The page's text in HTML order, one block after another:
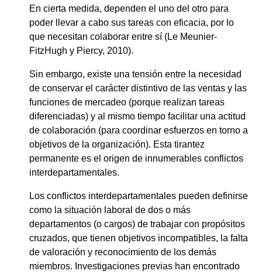
En cierta medida, dependen el uno del otro para
poder llevar a cabo sus tareas con eficacia, por lo
que necesitan colaborar entre sí (Le Meunier-
FitzHugh y Piercy, 2010).
Sin embargo, existe una tensión entre la necesidad
de conservar el carácter distintivo de las ventas y las
funciones de mercadeo (porque realizan tareas
diferenciadas) y al mismo tiempo facilitar una actitud
de colaboración (para coordinar esfuerzos en torno a
objetivos de la organización). Esta tirantez
permanente es el origen de innumerables conflictos
interdepartamentales.
Los conflictos interdepartamentales pueden definirse
como la situación laboral de dos o más
departamentos (o cargos) de trabajar con propósitos
cruzados, que tienen objetivos incompatibles, la falta
de valoración y reconocimiento de los demás
miembros. Investigaciones previas han encontrado